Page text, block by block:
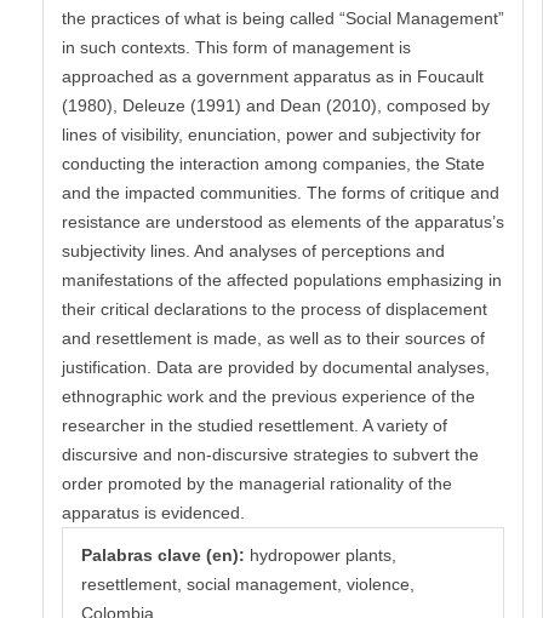
the practices of what is being called “Social Management”
in such contexts. This form of management is
approached as a government apparatus as in Foucault
(1980), Deleuze (1991) and Dean (2010), composed by
lines of visibility, enunciation, power and subjectivity for
conducting the interaction among companies, the State
and the impacted communities. The forms of critique and
resistance are understood as elements of the apparatus’s
subjectivity lines. And analyses of perceptions and
manifestations of the affected populations emphasizing in
their critical declarations to the process of displacement
and resettlement is made, as well as to their sources of
justification. Data are provided by documental analyses,
ethnographic work and the previous experience of the
researcher in the studied resettlement. A variety of
discursive and non-discursive strategies to subvert the
order promoted by the managerial rationality of the
apparatus is evidenced.
Palabras clave (en): hydropower plants,
resettlement, social management, violence,
Colombia